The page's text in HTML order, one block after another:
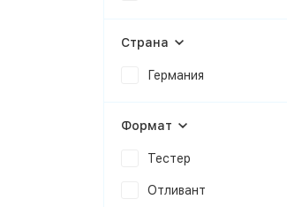
Страна
Германия
Формат
Тестер
Отливант